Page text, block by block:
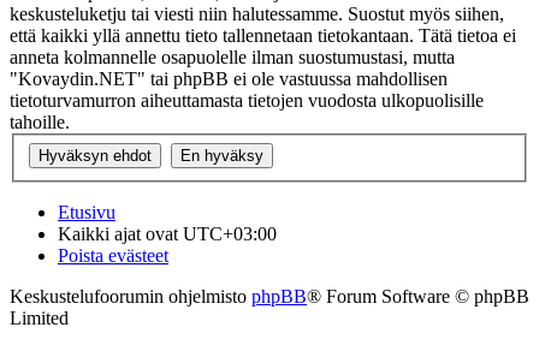
keskusteluketju tai viesti niin halutessamme. Suostut myös siihen,
että kaikki yllä annettu tieto tallennetaan tietokantaan. Tätä tietoa ei
anneta kolmannelle osapuolelle ilman suostumustasi, mutta
"Kovaydin.NET" tai phpBB ei ole vastuussa mahdollisen
tietoturvamurron aiheuttamasta tietojen vuodosta ulkopuolisille
tahoille.
Etusivu
Kaikki ajat ovat UTC+03:00
Poista evästeet
Keskustelufoorumin ohjelmisto phpBB® Forum Software © phpBB
Limited